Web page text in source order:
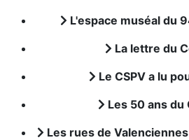
L'espace muséal du
La lettre du
Le CSPV a lu
Les 50 ans du
Les rues de